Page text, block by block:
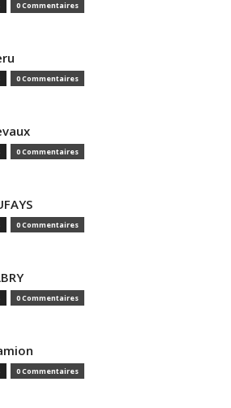
0 Commentaires
0 Commentaires
0 Commentaires
0 Commentaires
0 Commentaires
0 Commentaires